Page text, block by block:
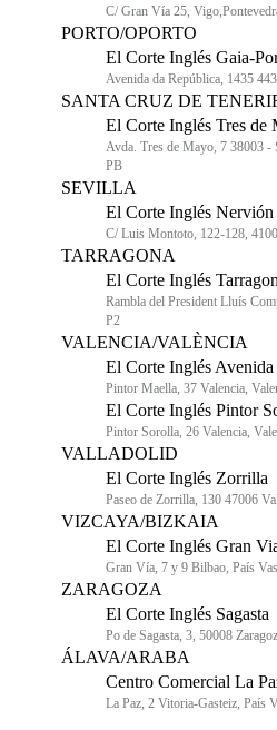
C/ Gran Vía 25,
PORTO/OPORTO
El Corte Inglés Gaia-
Avenida da República, 1435
SANTA CRUZ DE
El Corte Inglés Tres de
Avda. Tres de Mayo, 7 38003 -
PB
SEVILLA
El Corte Inglés Nervión
C/ Luis Montoto, 122-128,
TARRAGONA
El Corte Inglés
Rambla del President Lluís
P2
VALENCIA/VALÈNCIA
El Corte Inglés Avenida
Pintor Maella, 37 Valencia,
El Corte Inglés Pintor
Pintor Sorolla, 26 Valencia,
VALLADOLID
El Corte Inglés Zorrilla
Paseo de Zorrilla, 130 47006
VIZCAYA/BIZKAIA
El Corte Inglés Gran
Gran Vía, 7 y 9 Bilbao, País
ZARAGOZA
El Corte Inglés Sagasta
Po de Sagasta, 3, 50008
ÁLAVA/ARABA
Centro Comercial La
La Paz, 2 Vitoria-Gasteiz, País